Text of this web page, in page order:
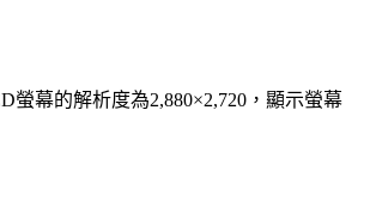
螢幕的解析度為2,880×2,720，顯示螢幕